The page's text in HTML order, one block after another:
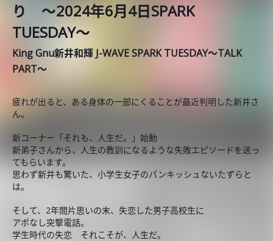
り ～2024年6月4日SPARK
TUESDAY～
King Gnu新井和輝 J-WAVE SPARK TUESDAY～TALK
PART～
疲れが出ると、ある身体の一部にくることが最近判明した新井さ
ん。
新コーナー「それも、人生だ。」始動
新弟子さんから、人生の教訓になるような失敗エピソードを送っ
てもらいます。
思わず新井も驚いた、小学生女子のパンキッシュないたずらと
は。
そして、2年間片思いの末、失恋した男子高校生に
アポなし突撃電話。
学生時代の失恋 それこそが、人生だ。